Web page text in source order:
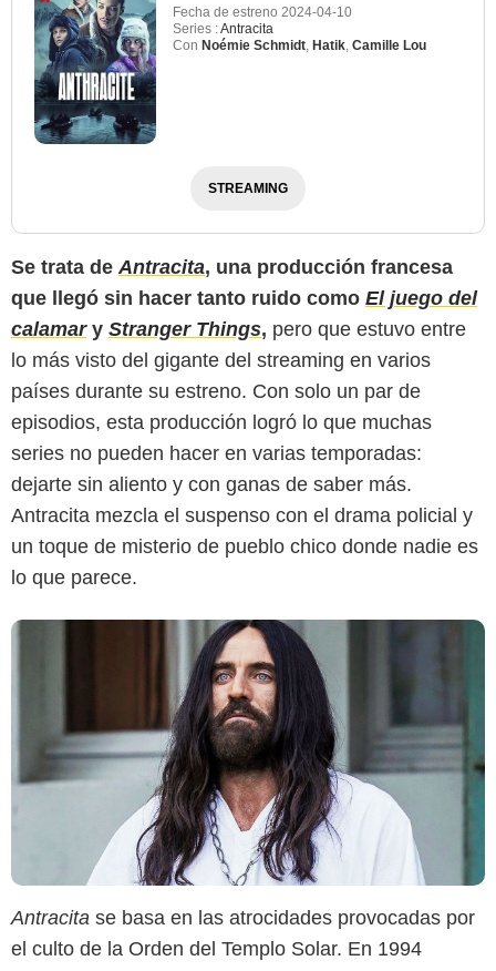
Fecha de estreno 2024-04-10
Series :Antracita
Con Noémie Schmidt Hatik Camille Lou
STREAMING
Se trata de Antracita, una producción francesa
que llegó sin hacer tanto ruido como El juego del
calamary Stranger Things, pero que estuvo entre
lo más visto del gigante del streaming en varios
países durante su estreno. Con solo un par de
episodios, esta producción logró lo que muchas
series no pueden hacer en varias temporadas:
dejarte sin aliento y con ganas de saber más.
Antracita mezcla el suspenso con el drama policial y
un toque de misterio de pueblo chico donde nadie es
lo que parece.
Netflix
Antracita se basa en las atrocidades provocadas por
el culto de la Orden del Templo Solar. En 1994